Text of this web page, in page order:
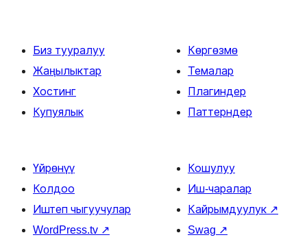
Биз тууралуу
Жаңылыктар
Хостинг
Купуялык
Көргөзмө
Темалар
Плагиндер
Паттерндер
Үйрөнүү
Колдоо
Иштеп чыгуучулар
WordPress.tv ↗
Кошулуу
Иш-чаралар
Кайрымдуулук ↗
Swag ↗